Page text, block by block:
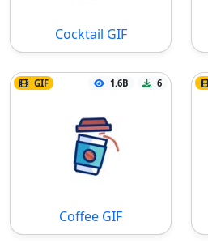
Cocktail GIF
GIF 1.6B 6
Coffee GIF